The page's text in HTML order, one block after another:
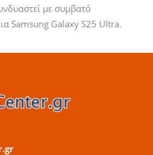
με συμβατό
Samsung Galaxy S25 Ultra.